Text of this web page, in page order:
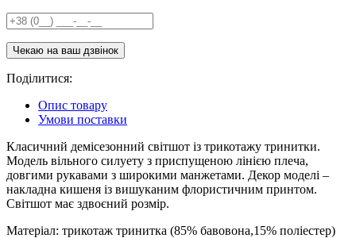
Поділитися:
Опис товару
Умови поставки
Класичний демісезонний світшот із трикотажу тринитки.
Модель вільного силуету з приспущеною лінією плеча,
довгими рукавами з широкими манжетами. Декор моделі –
накладна кишеня із вишуканим флористичним принтом.
Світшот має здвоєний розмір.
Матеріал: трикотаж тринитка (85% бавовона,15% поліестер)